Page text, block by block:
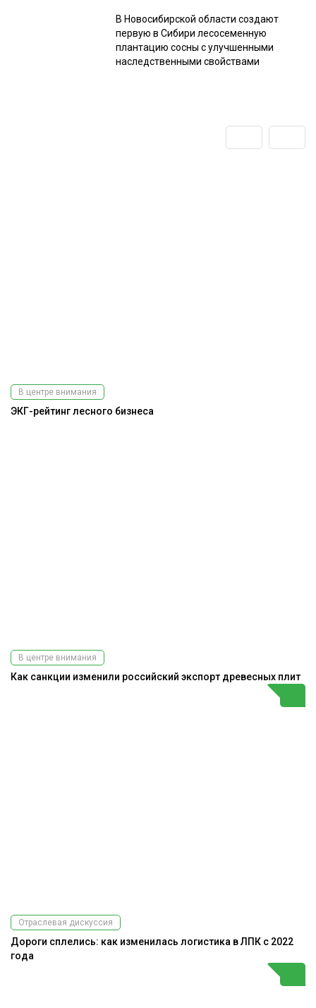
В Новосибирской области создают
первую в Сибири лесосеменную
плантацию сосны с улучшенными
наследственными свойствами
В центре внимания
ЭКГ-рейтинг лесного бизнеса
В центре внимания
Как санкции изменили российский экспорт древесных плит
Отраслевая дискуссия
Дороги сплелись: как изменилась логистика в ЛПК с 2022
года